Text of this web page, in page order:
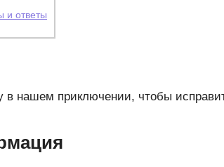
и ответы
в нашем приключении, чтобы